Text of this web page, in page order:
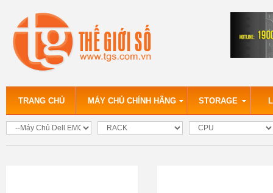
TRANG CHỦ MÁY CHỦ CHÍNH HÃNG STORAGE